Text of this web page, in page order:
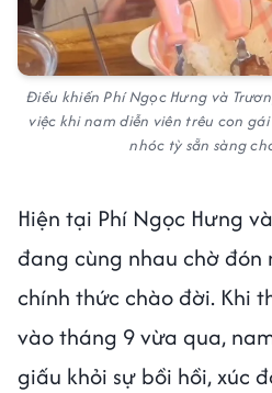
Điều khiến Phí Ngọc Hưng và
việc khi nam diễn viên trêu con
nhóc tỳ sẵn sàng
Hiện tại Phí Ngọc Hưng
đang cùng nhau chờ
chính thức chào đời. Khi
vào tháng 9 vừa qua,
giấu khỏi sự bồi hồi, xúc